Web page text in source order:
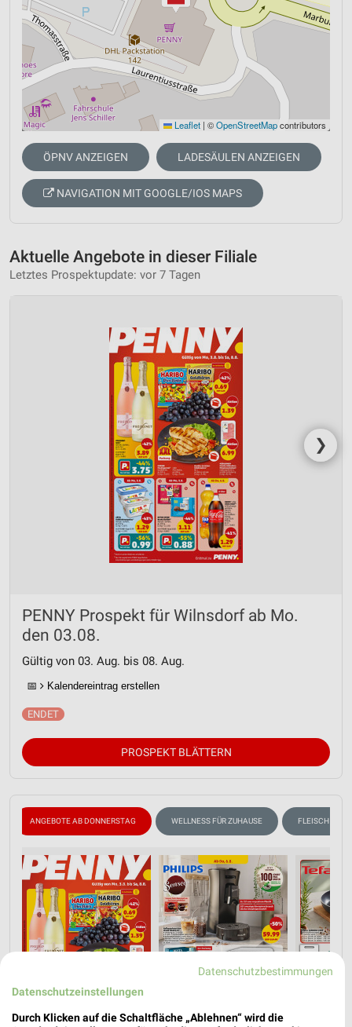
Leaflet | ©OpenStreetMapcontributors
ÖPNV ANZEIGEN LADESÄULEN ANZEIGEN
NAVIGATION MIT GOOGLE/IOS MAPS
Aktuelle Angebote in dieser Filiale
Letztes Prospektupdate: vor 7 Tagen
❯
PENNY Prospekt für Wilnsdorf ab Mo.
den 03.08.
Gültig von 03. Aug. bis 08. Aug.
📅 Kalendereintrag erstellen
PROSPEKT BLÄTTERN
ANGEBOTE AB DONNERSTAG WELLNESS FÜR ZUHAUSE FLEISCH &
Datenschutzbestimmungen
Datenschutzeinstellungen
Durch Klicken auf die Schaltfläche „Ablehnen“ wird die